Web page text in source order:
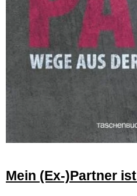
Mein (Ex-)Partner